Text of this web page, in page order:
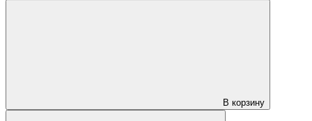
В корзину